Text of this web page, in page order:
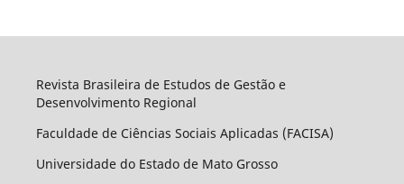
Revista Brasileira de Estudos de Gestão e
Desenvolvimento Regional
Faculdade de Ciências Sociais Aplicadas (FACISA)
Universidade do Estado de Mato Grosso